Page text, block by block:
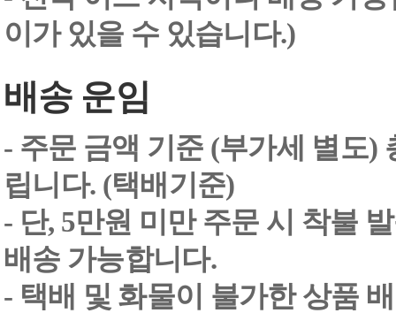
이가 있을 수 있습니다.)
배송 운임
- 주문 금액 기준 (부가세 별도)
립니다. (택배기준)
- 단, 5만원 미만 주문 시 착불
배송 가능합니다.
- 택배 및 화물이 불가한 상품